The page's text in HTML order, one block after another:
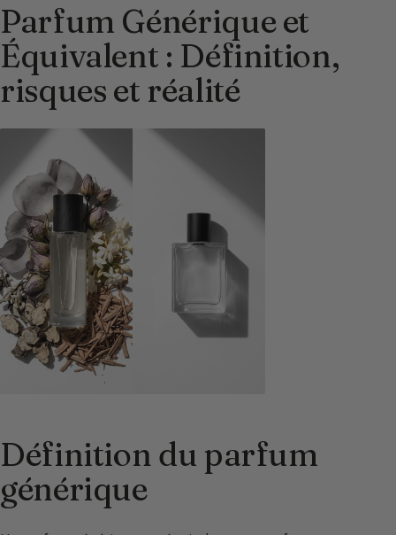
Parfum Générique et
Équivalent : Définition,
risques et réalité
Définition du parfum
générique